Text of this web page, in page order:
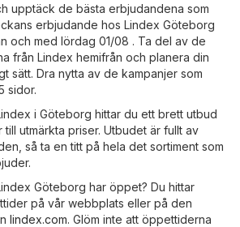
upptäck de bästa erbjudandena som
erbjudande hos Lindex Göteborg
och med lördag 01/08 . Ta del av de
från Lindex hemifrån och planera din
sätt. Dra nytta av de kampanjer som
sidor.
i Göteborg hittar du ett brett utbud
utmärkta priser. Utbudet är fullt av
så ta en titt på hela det sortiment som
Göteborg har öppet? Du hittar
på vår webbplats eller på den
lindex.com. Glöm inte att öppettiderna